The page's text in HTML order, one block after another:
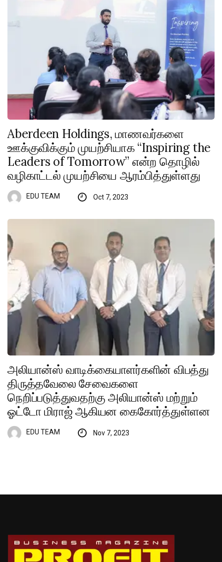
Aberdeen Holdings, மாணவர்களை
ஊக்குவிக்கும் முயற்சியாக “Inspiring the
Leaders of Tomorrow” என்ற தொழில்
வழிகாட்டல் முயற்சியை ஆரம்பித்துள்ளது
EDU TEAM Oct 7, 2023
அலியான்ஸ் வாடிக்கையாளர்களின் விபத்து
திருத்தவேலை சேவைகளை
நெறிப்படுத்துவதற்கு அலியான்ஸ் மற்றும்
ஓட்டோ மிராஜ் ஆகியன கைகோர்த்துள்ளன
EDU TEAM Nov 7, 2023